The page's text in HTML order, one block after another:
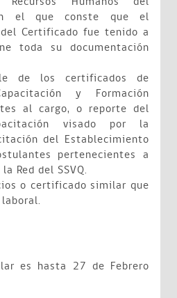
el que conste que el
Certificado fue tenido a
toda su documentación
de los certificados de
y Formación
al cargo, o reporte del
visado por la
del Establecimiento
pertenecientes a
Red del SSVQ.
o certificado similar que
es hasta 27 de Febrero